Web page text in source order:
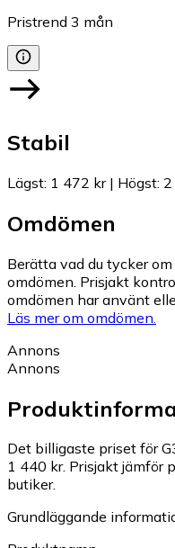
Pristrend 3 mån
Stabil
Lägst: 1 472 kr| Högst:
Omdömen
Berätta vad du tycker
omdömen. Prisjakt
omdömen har använt
Läs mer om omdömen.
Annons
Annons
Det billigaste priset för
1 440 kr. Prisjakt jämför
butiker.
Grundläggande